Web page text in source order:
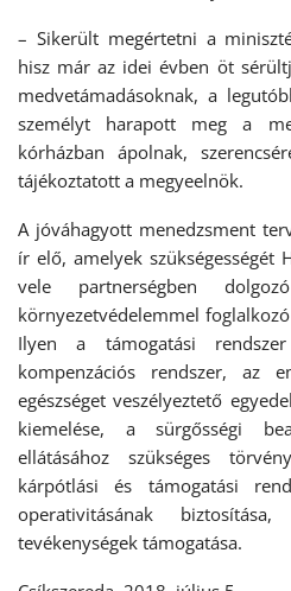
– Sikerült megértetni a
hisz már az idei évben öt
medvetámadásoknak, a
személyt harapott meg a
kórházban ápolnak,
tájékoztatott a megyeelnök.
A jóváhagyott menedzsment
ír elő, amelyek szükségességét
vele partnerségben
környezetvédelemmel
Ilyen a támogatási
kompenzációs rendszer, az
egészséget veszélyeztető
kiemelése, a sürgősségi
ellátásához szükséges
kárpótlási és támogatási
operativitásának
tevékenységek támogatása.